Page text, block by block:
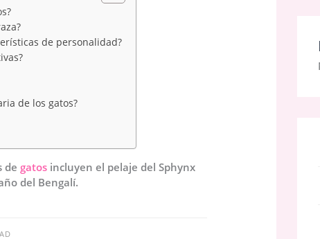
de personalidad?
de los gatos?
degatos incluyen el pelaje del Sphynx
del Bengalí.